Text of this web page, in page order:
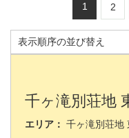
1 2
千ヶ滝別荘地
エリア： 千ヶ滝別荘地